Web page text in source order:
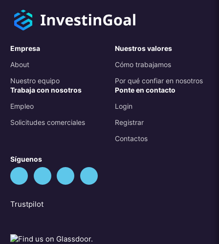
Empresa
About
Nuestro equipo
Nuestros valores
Cómo trabajamos
Por qué confiar en nosotros
Trabaja con nosotros
Empleo
Solicitudes comerciales
Ponte en contacto
Login
Registrar
Contactos
Síguenos
Trustpilot